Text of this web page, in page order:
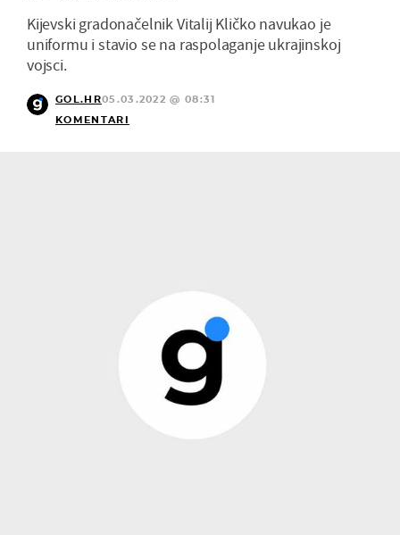
Kijevski gradonačelnik Vitalij Kličko navukao je
uniformu i stavio se na raspolaganje ukrajinskoj
vojsci.
GOL.HR05.03.2022 @ 08:31
KOMENTARI